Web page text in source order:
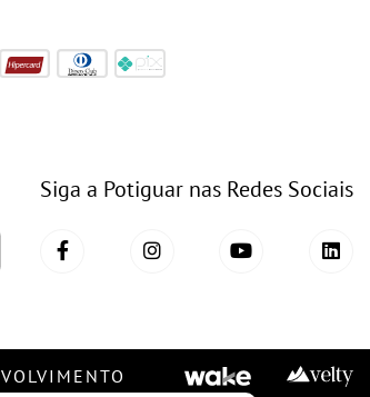
Siga a Potiguar nas Redes Sociais